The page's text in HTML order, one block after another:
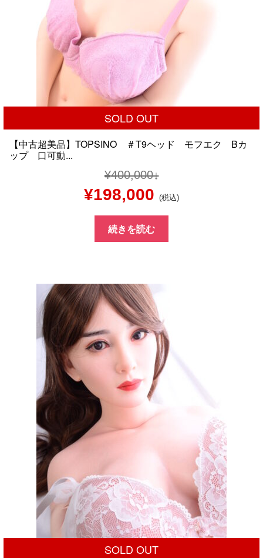
SOLD OUT
【中古超美品】TOPSINO ＃T9ヘッド モフエク Bカ
ップ 口可動...
¥400,000
元
の
価
は
¥400,000
で
し
た。
¥198,000 現
在
の
は
¥198,000
で
す。
(税込)
続きを読む
SOLD OUT